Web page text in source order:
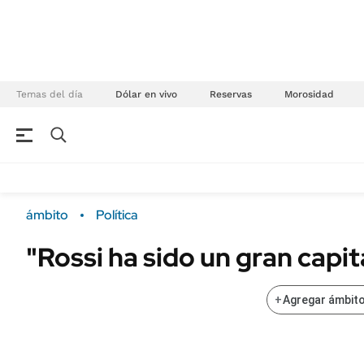
Temas del día Dólar en vivo Reservas Morosidad
Campo Sustentabilidad
ENERGY REPORT
ámbito Política
"Rossi ha sido un gran
+Agregar